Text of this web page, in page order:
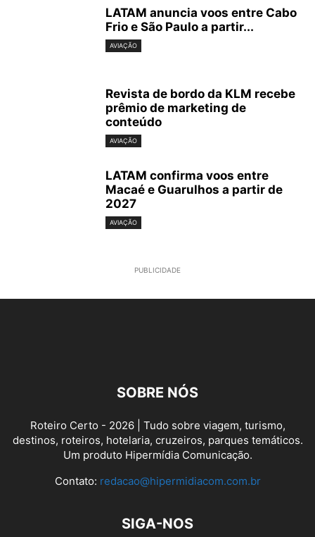
LATAM anuncia voos entre Cabo
Frio e São Paulo a partir...
AVIAÇÃO
Revista de bordo da KLM recebe
prêmio de marketing de
conteúdo
AVIAÇÃO
LATAM confirma voos entre
Macaé e Guarulhos a partir de
2027
AVIAÇÃO
PUBLICIDADE
SOBRE NÓS
Roteiro Certo - 2026 | Tudo sobre viagem, turismo,
destinos, roteiros, hotelaria, cruzeiros, parques temáticos.
Um produto Hipermídia Comunicação.
Contato: redacao@hipermidiacom.com.br
SIGA-NOS